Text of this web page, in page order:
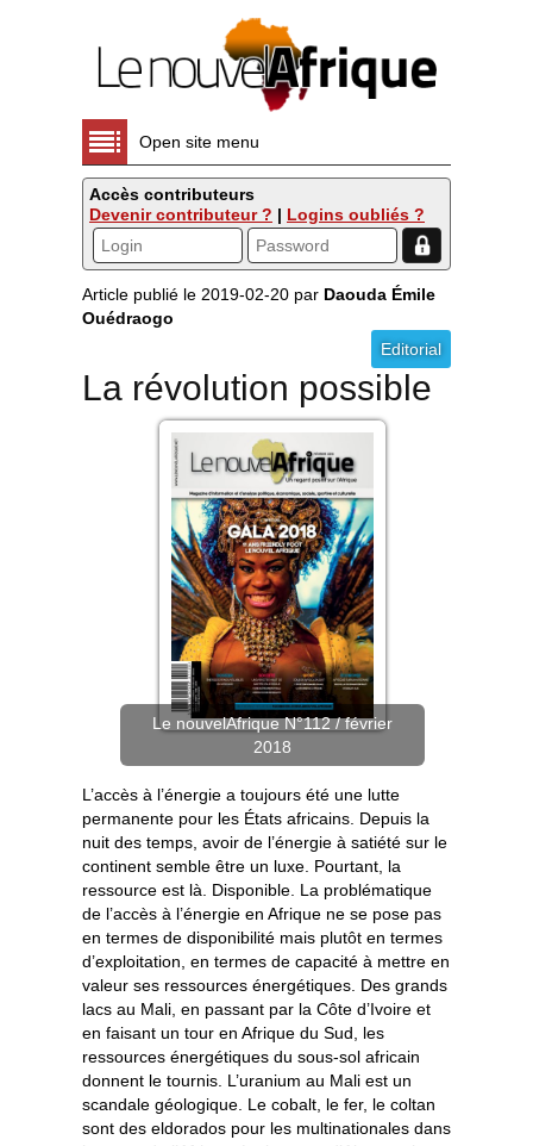
Open site menu
Accès contributeurs
Devenir contributeur ? | Logins oubliés ?
Article publié le 2019-02-20 par Daouda Émile
Ouédraogo
Editorial
La révolution possible
Le nouvelAfrique N°112 / février
2018
L’accès à l’énergie a toujours été une lutte
permanente pour les États africains. Depuis la
nuit des temps, avoir de l’énergie à satiété sur le
continent semble être un luxe. Pourtant, la
ressource est là. Disponible. La problématique
de l’accès à l’énergie en Afrique ne se pose pas
en termes de disponibilité mais plutôt en termes
d’exploitation, en termes de capacité à mettre en
valeur ses ressources énergétiques. Des grands
lacs au Mali, en passant par la Côte d’Ivoire et
en faisant un tour en Afrique du Sud, les
ressources énergétiques du sous-sol africain
donnent le tournis. L’uranium au Mali est un
scandale géologique. Le cobalt, le fer, le coltan
sont des eldorados pour les multinationales dans